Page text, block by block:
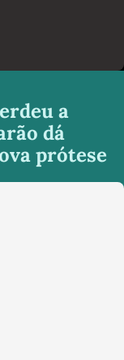
a
dá
prótese